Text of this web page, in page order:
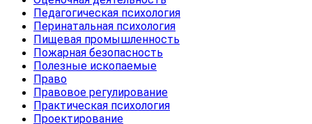
Педагогическая психология
Перинатальная психология
Пищевая промышленность
Пожарная безопасность
Полезные ископаемые
Право
Правовое регулирование
Практическая психология
Проектирование